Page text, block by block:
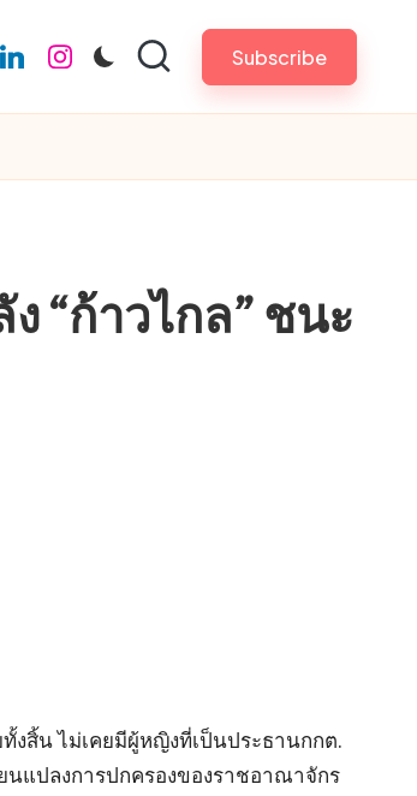
linkedin.com
instagram.com Subscribe
“ก้าวไกล” ชนะ
สิ้น ไม่เคยมีผู้หญิงที่เป็นประธานกกต.
นแปลงการปกครองของราชอาณาจักร